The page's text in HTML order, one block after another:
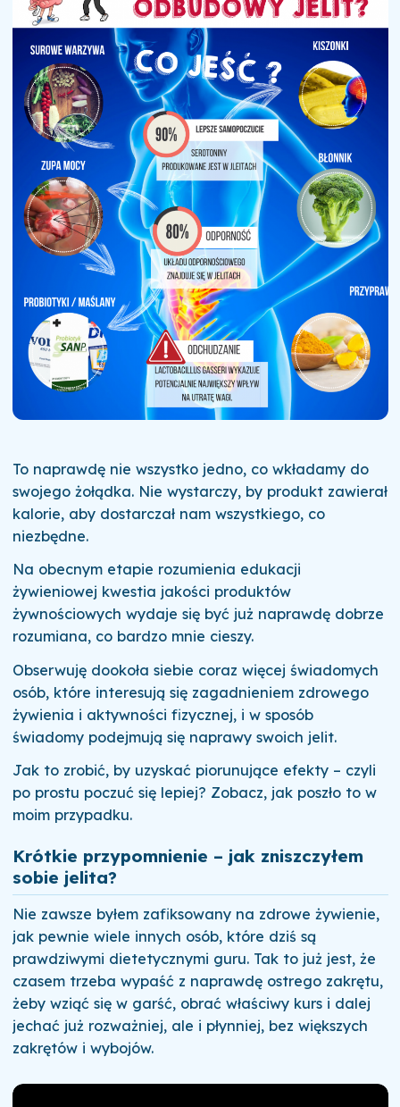
To naprawdę nie wszystko jedno, co wkładamy do
swojego żołądka. Nie wystarczy, by produkt zawierał
kalorie, aby dostarczał nam wszystkiego, co
niezbędne.
Na obecnym etapie rozumienia edukacji
żywieniowej kwestia jakości produktów
żywnościowych wydaje się być już naprawdę dobrze
rozumiana, co bardzo mnie cieszy.
Obserwuję dookoła siebie coraz więcej świadomych
osób, które interesują się zagadnieniem zdrowego
żywienia i aktywności fizycznej, i w sposób
świadomy podejmują się naprawy swoich jelit.
Jak to zrobić, by uzyskać piorunujące efekty – czyli
po prostu poczuć się lepiej? Zobacz, jak poszło to w
moim przypadku.
Krótkie przypomnienie – jak zniszczyłem
sobie jelita?
Nie zawsze byłem zafiksowany na zdrowe żywienie,
jak pewnie wiele innych osób, które dziś są
prawdziwymi dietetycznymi guru. Tak to już jest, że
czasem trzeba wypaść z naprawdę ostrego zakrętu,
żeby wziąć się w garść, obrać właściwy kurs i dalej
jechać już rozważniej, ale i płynniej, bez większych
zakrętów i wybojów.